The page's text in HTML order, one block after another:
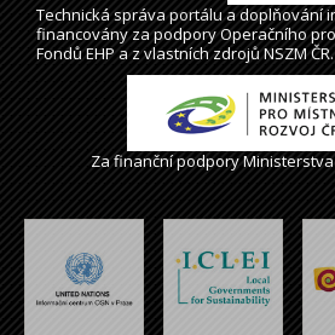
Technická správaportálua doplňování
financovány za podpory Operačního
Fondů EHP a z vlastních zdrojů NSZM ČR.
Za finanční podpory